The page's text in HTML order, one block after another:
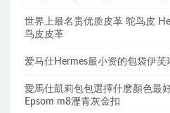
世界上最名贵优质皮革 鸵鸟皮
鸟皮皮革
爱马仕Hermes最小资的包袋伊芙
愛馬仕凱莉包包選擇什麽顏色最
Epsom m8瀝青灰金扣